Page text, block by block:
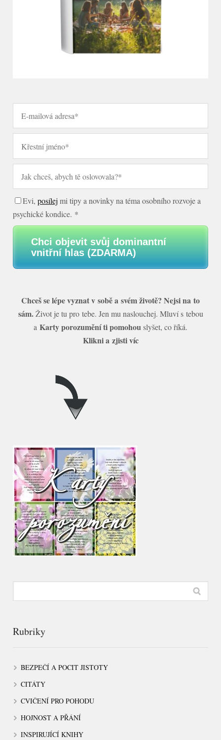
Evi,posílej mi tipy a novinky na téma osobního rozvoje a
psychické kondice. *
Chci objevit svůj dominantní
vnitřní hlas (ZDARMA)
Chceš se lépe vyznat v sobě a svém životě? Nejsi na to
sám.Život je tu pro tebe. Jen mu naslouchej. Mluví s tebou
a Karty porozumění ti pomohouslyšet, co říká.
Klikni a zjisti víc
Rubriky
BEZPEČÍ A POCIT JISTOTY
CITÁTY
CVIČENÍ PRO POHODU
HOJNOST A PŘÁNÍ
INSPIRUJÍCÍ KNIHY